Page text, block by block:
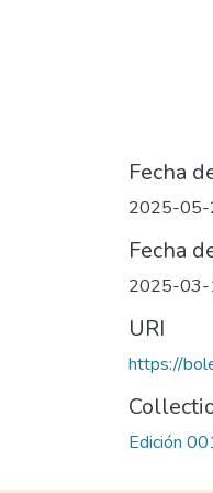
Fecha
2025-05-
Fecha
2025-03-
URI
https://
Edición